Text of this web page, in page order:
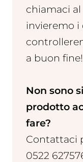
chiamaci al
invieremo
a buon fine!
Non sono
prodotto
fare?
Contattaci
0522